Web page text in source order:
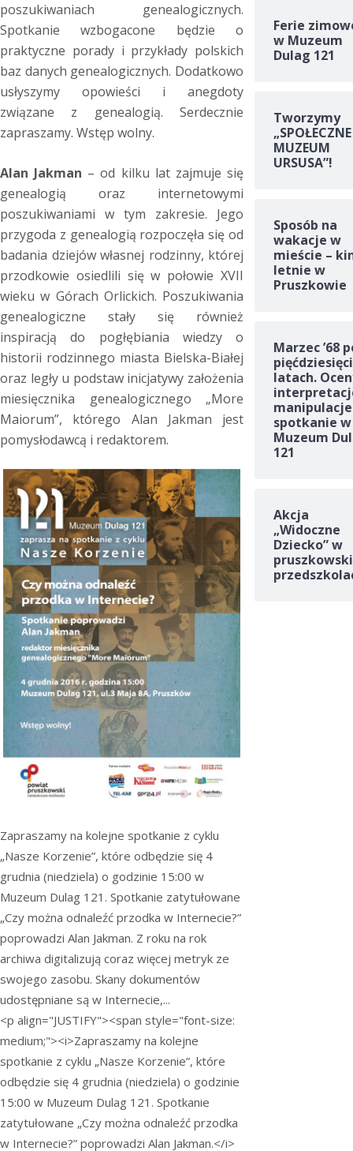
poszukiwaniach genealogicznych.
Spotkanie wzbogacone będzie o
praktyczne porady i przykłady polskich
baz danych genealogicznych. Dodatkowo
usłyszymy opowieści i anegdoty
związane z genealogią. Serdecznie
zapraszamy. Wstęp wolny.
Alan Jakman – od kilku lat zajmuje się
genealogią oraz internetowymi
poszukiwaniami w tym zakresie. Jego
przygoda z genealogią rozpoczęła się od
badania dziejów własnej rodzinny, której
przodkowie osiedlili się w połowie XVII
wieku w Górach Orlickich. Poszukiwania
genealogiczne stały się również
inspiracją do pogłębiania wiedzy o
historii rodzinnego miasta Bielska-Białej
oraz legły u podstaw inicjatywy założenia
miesięcznika genealogicznego „More
Maiorum”, którego Alan Jakman jest
pomysłodawcą i redaktorem.
Zapraszamy na kolejne spotkanie z cyklu
„Nasze Korzenie”, które odbędzie się 4
grudnia (niedziela) o godzinie 15:00 w
Muzeum Dulag 121. Spotkanie zatytułowane
„Czy można odnaleźć przodka w Internecie?”
poprowadzi Alan Jakman. Z roku na rok
archiwa digitalizują coraz więcej metryk ze
swojego zasobu. Skany dokumentów
udostępniane są w Internecie,...
<p align="JUSTIFY"><span style="font-size:
medium;"><i>Zapraszamy na kolejne
spotkanie z cyklu „Nasze Korzenie”, które
odbędzie się 4 grudnia (niedziela) o godzinie
15:00 w Muzeum Dulag 121. Spotkanie
zatytułowane „Czy można odnaleźć przodka
w Internecie?” poprowadzi Alan Jakman.</i>
Ferie
w Muzeum
Dulag 121
Tworzymy
„SPOŁECZNE
MUZEUM
URSUSA”!
Sposób na
wakacje w
mieście –
letnie w
Pruszkowie
Marzec ’68
latach.
spotkanie w
Muzeum
121
Akcja
„Widoczne
Dziecko” w